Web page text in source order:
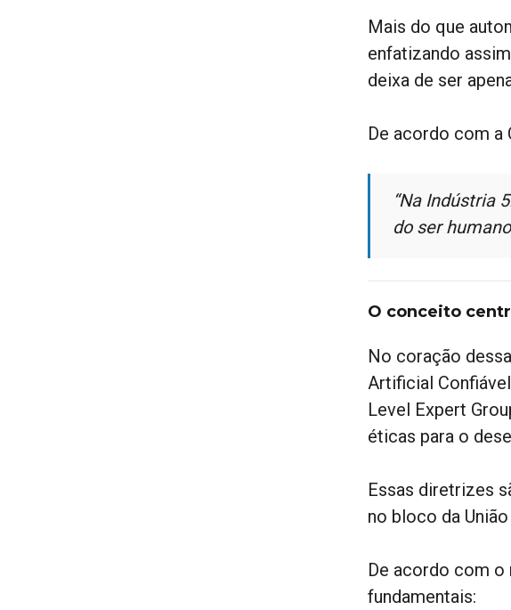
Mais do que
enfatizando
deixa de ser
De acordo com a
“Na Indústria
do ser
O conceito
No coração
Artificial
Level Expert
éticas para o
Essas diretrizes
no bloco da
De acordo com
fundamentais: